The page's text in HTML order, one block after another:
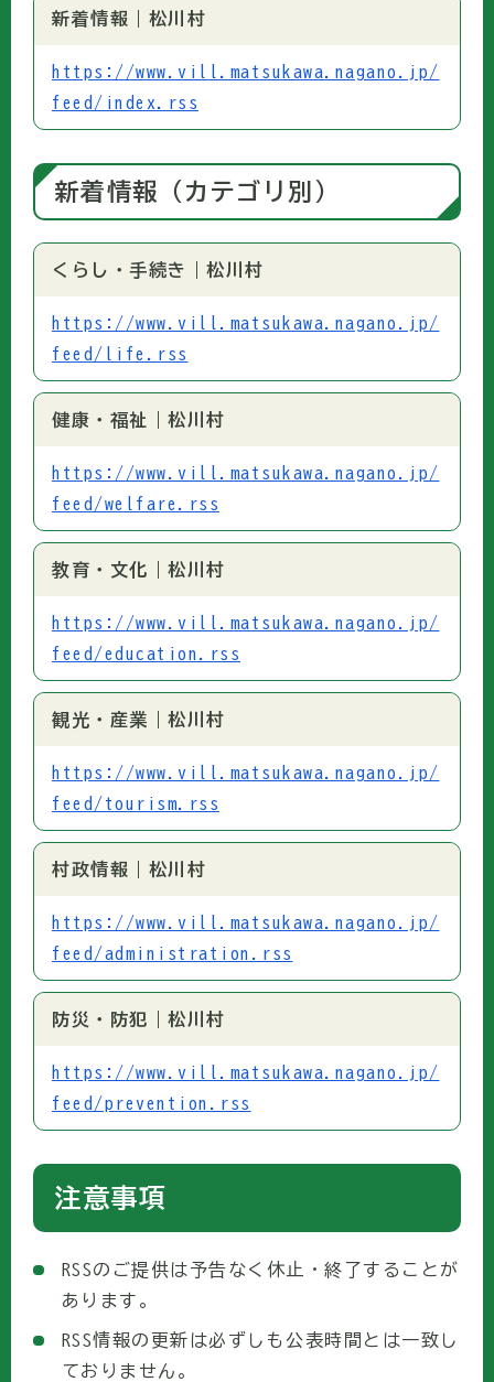
新着情報｜松川村
https://www.vill.matsukawa.nagano.jp/
feed/index.rss
新着情報（カテゴリ別）
くらし・手続き｜松川村
https://www.vill.matsukawa.nagano.jp/
feed/life.rss
健康・福祉｜松川村
https://www.vill.matsukawa.nagano.jp/
feed/welfare.rss
教育・文化｜松川村
https://www.vill.matsukawa.nagano.jp/
feed/education.rss
観光・産業｜松川村
https://www.vill.matsukawa.nagano.jp/
feed/tourism.rss
村政情報｜松川村
https://www.vill.matsukawa.nagano.jp/
feed/administration.rss
防災・防犯｜松川村
https://www.vill.matsukawa.nagano.jp/
feed/prevention.rss
注意事項
RSSのご提供は予告なく休止・終了することが
あります。
RSS情報の更新は必ずしも公表時間とは一致し
ておりません。